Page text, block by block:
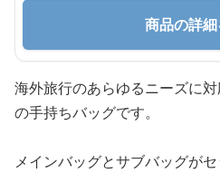
商品の詳
海外旅行のあらゆるニーズに
の手持ちバッグです。
メインバッグとサブバッグが